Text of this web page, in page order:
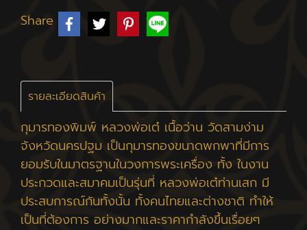
Share
รายละเอียดสินค้า
กุมารทองพิมพ์ หลวงพ่อเต๋ เนื้อว่าน วัดสามง่าม
จังหวัดนครปฐม เป็นกุมารทองขนาดพกพาที่มีการ
ยอมรับในมาตรฐานในวงการพระเครื่อง ทั้ง ในงาน
ประกวดและสมาคมเป็นรุ่นที่ หลวงพ่อเต๋ท่านเสก มี
ประสบการณ์กันทั้งนั้น ทั้งคนไทยและต่างชาติ ทำให้
เป็นที่ต้องการ อย่างมากและราคากำลังขึ้นเรื่อยๆ